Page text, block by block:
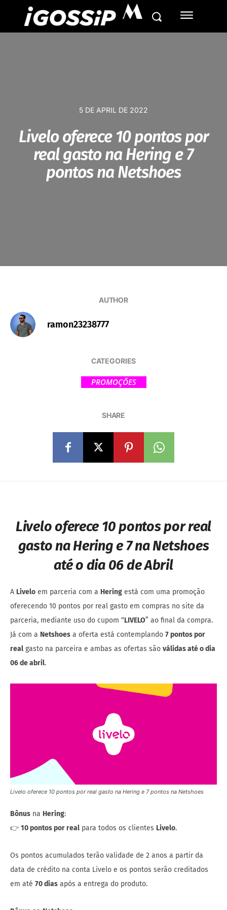
M
5 DE APRIL DE 2022
Livelo oferece 10 pontos por
real gasto na Hering e 7
pontos na Netshoes
AUTHOR
ramon23238777
CATEGORIES
PROMOÇÕES
SHARE
Livelo oferece 10 pontos por real
gasto na Hering e 7 na Netshoes
até o dia 06 de Abril
A Livelo em parceria com a Hering está com uma promoção
oferecendo 10 pontos por real gasto em compras no site da
parceria, mediante uso do cupom “LIVELO” ao final da compra.
Já com a Netshoes a oferta está contemplando 7 pontos por
real gasto na parceira e ambas as ofertas são válidas até o dia
06 de abril.
Livelo oferece 10 pontos por real gasto na Hering e 7 pontos na Netshoes
Bônus na Hering:
👉 10 pontos por real para todos os clientes Livelo.
Os pontos acumulados terão validade de 2 anos a partir da
data de crédito na conta Livelo e os pontos serão creditados
em até 70 dias após a entrega do produto.